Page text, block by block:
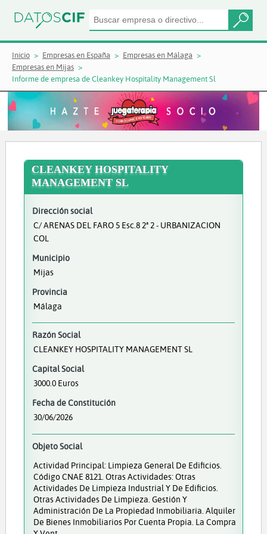
Inicio Empresas en España
Empresas en Málaga
Empresas en Mijas
Informe de empresa de Cleankey Hospitality Management Sl
CLEANKEY HOSPITALITY
MANAGEMENT SL
Dirección social
C/ ARENAS DEL FARO 5 Esc.8 2ª 2 - URBANIZACION
COL
Municipio
Mijas
Provincia
Málaga
Razón Social
CLEANKEY HOSPITALITY MANAGEMENT SL
Capital Social
3000.0 Euros
Fecha de Constitución
30/06/2026
Objeto Social
Actividad Principal: Limpieza General De Edificios.
Código CNAE 8121. Otras Actividades: Otras
Actividades De Limpieza Industrial Y De Edificios.
Otras Actividades De Limpieza. Gestión Y
Administración De La Propiedad Inmobiliaria. Alquiler
De Bienes Inmobiliarios Por Cuenta Propia. La Compra